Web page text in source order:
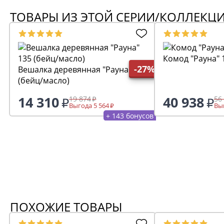
ТОВАРЫ ИЗ ЭТОЙ СЕРИИ/
-27%
Вешалка деревянная "Рауна" 135
(бейц/масло)
14 310 19 874
Выгода 5 564
+ 143 бонусов
Комод "Рауна"
40 938 56
ПОХОЖИЕ ТОВАРЫ